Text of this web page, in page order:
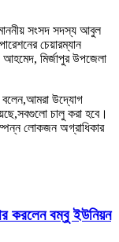
মাননীয় সংসদ সদস্য আবুল
চেয়ারম্যান
আহমেদ, মির্জাপুর উপজেলা
বলেন,আমরা উদ্যোগ
চালু করা হবে।
লোকজন অগ্রাধিকার
করলেন বম্বু ইউনিয়ন